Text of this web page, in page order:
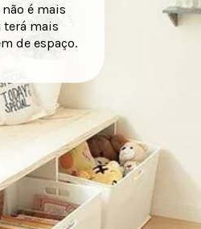
é mais
terá mais
de espaço.